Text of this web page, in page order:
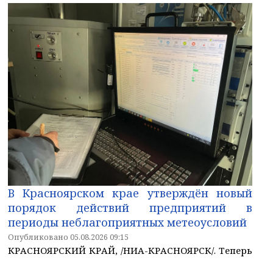
В Красноярском крае утверждён новый
порядок действий предприятий в
периоды неблагоприятных метеоусловий
Опубликовано 05.08.2026 09:15
КРАСНОЯРСКИЙ КРАЙ, /НИА-КРАСНОЯРСК/. Теперь